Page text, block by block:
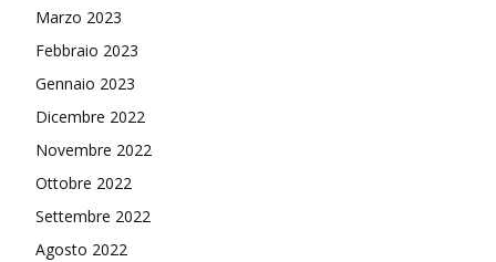
Marzo 2023
Febbraio 2023
Gennaio 2023
Dicembre 2022
Novembre 2022
Ottobre 2022
Settembre 2022
Agosto 2022